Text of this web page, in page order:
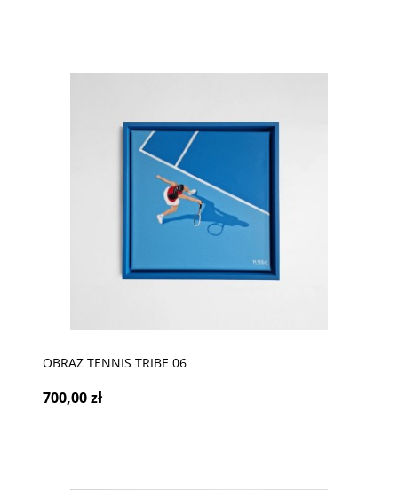
OBRAZ TENNIS TRIBE 06
700,00 zł